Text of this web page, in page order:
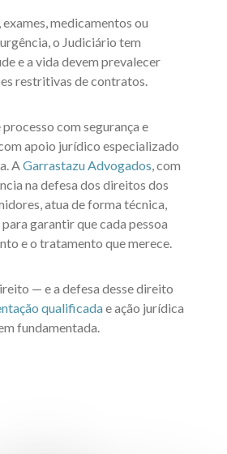
medicamentos ou
o Judiciário tem
e a vida devem prevalecer
restritivas de contratos.
com segurança e
apoio jurídico especializado
A Garrastazu Advogados , com
na defesa dos direitos dos
atua de forma técnica,
garantir que cada pessoa
e o tratamento que merece.
— e a defesa desse direito
qualificadae ação jurídica
fundamentada.